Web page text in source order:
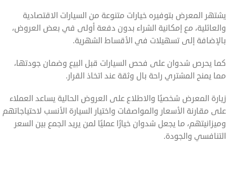
يشتهر المعرض بتوفيره خيارات متنوعة من السيارات الاقتصادية
والعائلية، مع إمكانية الشراء بدون دفعة أولى في بعض العروض،
بالإضافة إلى تسهيلات في الأقساط الشهرية.
كما يحرص شدوان على فحص السيارات قبل البيع وضمان جودتها،
مما يمنح المشتري راحة بال وثقة عند اتخاذ القرار.
زيارة المعرض شخصيًا والاطلاع على العروض الحالية يساعد العملاء
على مقارنة الأسعار والمواصفات واختيار السيارة الأنسب لاحتياجاتهم
وميزانيتهم، ما يجعل شدوان خيارًا عمليًا لمن يريد الجمع بين السعر
التنافسي والجودة.